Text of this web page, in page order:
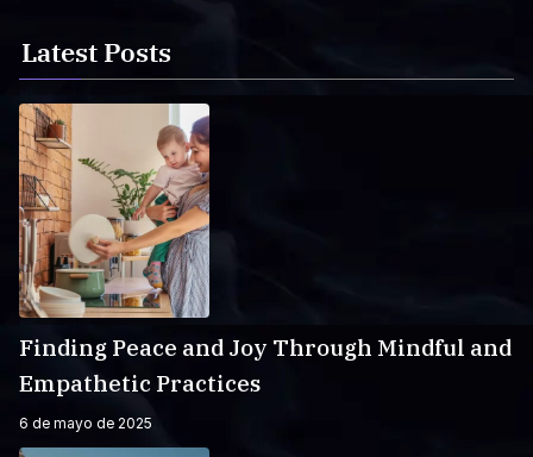
Latest Posts
Finding Peace and Joy Through Mindful and
Empathetic Practices
6 de mayo de 2025